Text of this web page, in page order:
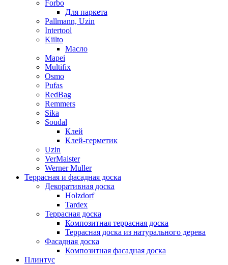
Forbo
Для паркета
Pallmann, Uzin
Intertool
Kiilto
Масло
Mapei
Multifix
Osmo
Pufas
RedBag
Remmers
Sika
Soudal
Клей
Клей-герметик
Uzin
VerMaister
Werner Muller
Террасная и фасадная доска
Декоративная доска
Holzdorf
Tardex
Террасная доска
Композитная террасная доска
Террасная доска из натурального дерева
Фасадная доска
Композитная фасадная доска
Плинтус